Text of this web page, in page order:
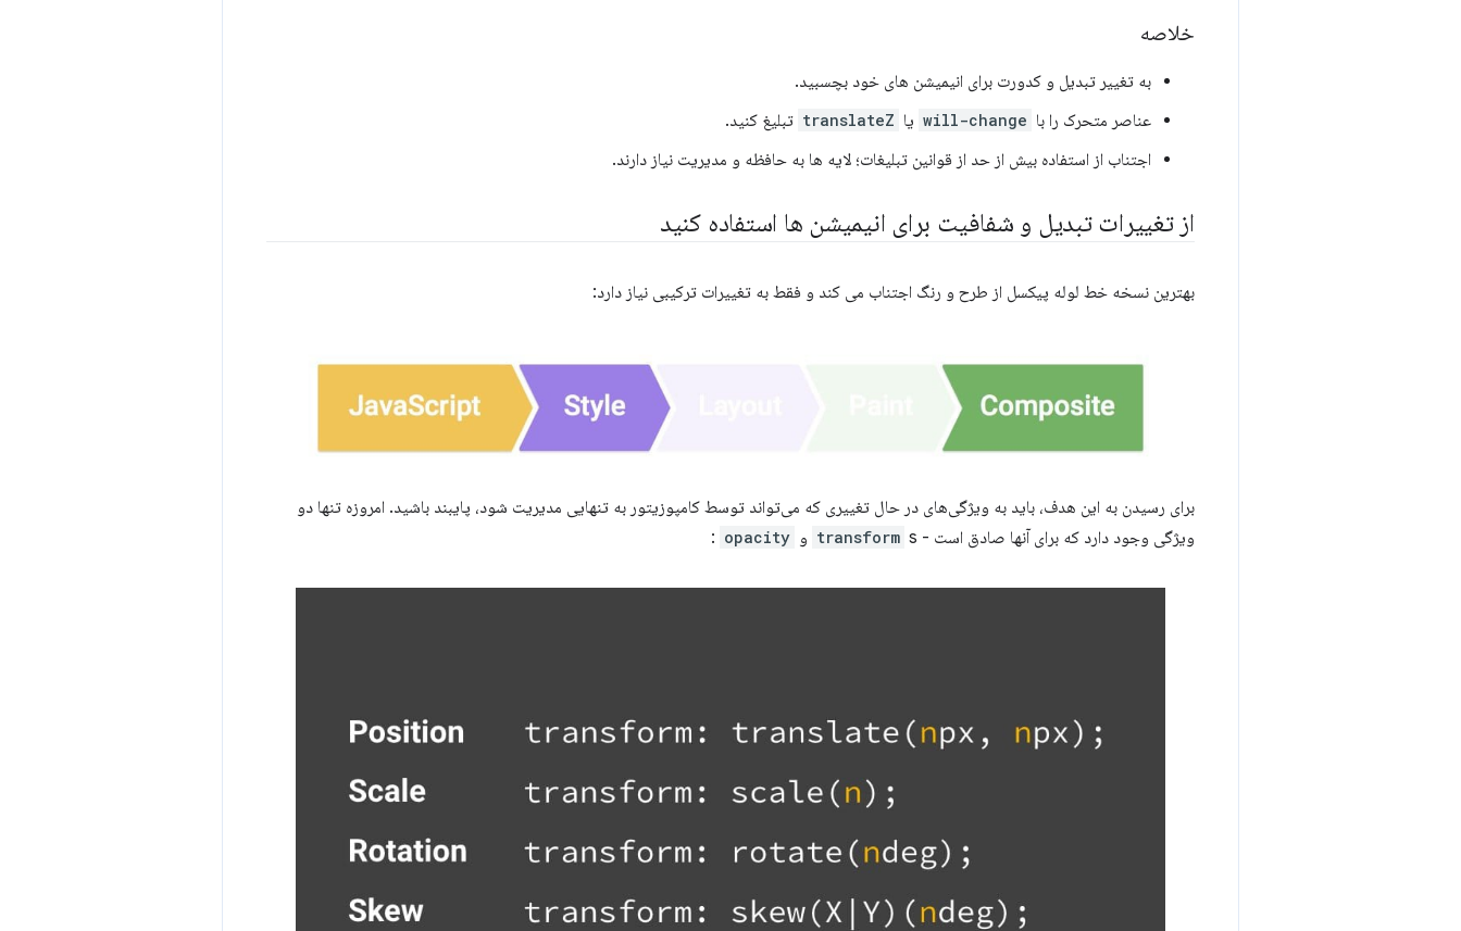
خلاصه
به تغییر تبدیل و کدورت برای انیمیشن های خود بچسبید.
عناصر متحرک را با will-change یا translateZ تبلیغ کنید.
اجتناب از استفاده بیش از حد از قوانین تبلیغات؛ لایه ها به حافظه و مدیریت نیاز دارند.
از تغییرات تبدیل و شفافیت برای انیمیشن ها استفاده کنید
بهترین نسخه خط لوله پیکسل از طرح و رنگ اجتناب می کند و فقط به تغییرات ترکیبی نیاز دارد:
برای رسیدن به این هدف، باید به ویژگی‌های در حال تغییری که می‌تواند توسط کامپوزیتور به تنهایی مدیریت شود، پایبند باشید. امروزه تنها دو
ویژگی وجود دارد که برای آنها صادق است -
transform s و opacity
: